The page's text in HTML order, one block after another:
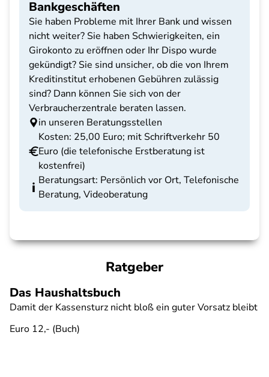
Bankgeschäften
Sie haben Probleme mit Ihrer Bank und wissen
nicht weiter? Sie haben Schwierigkeiten, ein
Girokonto zu eröffnen oder Ihr Dispo wurde
gekündigt? Sie sind unsicher, ob die von Ihrem
Kreditinstitut erhobenen Gebühren zulässig
sind? Dann können Sie sich von der
Verbraucherzentrale beraten lassen.
in unseren Beratungsstellen
Kosten: 25,00 Euro; mit Schriftverkehr 50
Euro (die telefonische Erstberatung ist
kostenfrei)
Beratungsart: Persönlich vor Ort, Telefonische
Beratung, Videoberatung
Ratgeber
Das Haushaltsbuch
Damit der Kassensturz nicht bloß ein guter Vorsatz bleibt
Euro 12,- (Buch)